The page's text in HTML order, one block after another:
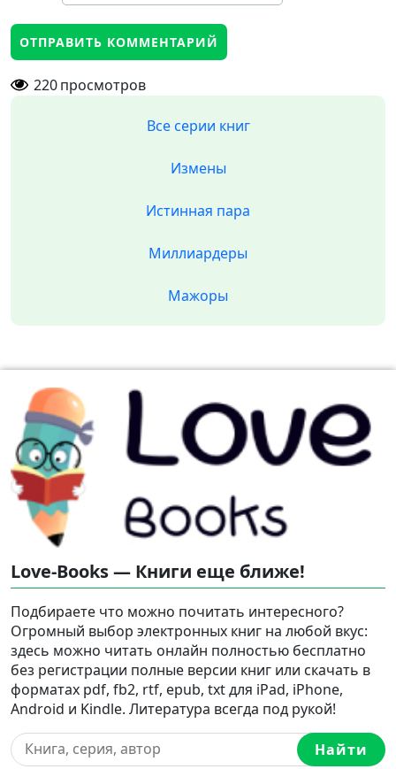
220просмотров
Все серии книг
Измены
Истинная пара
Миллиардеры
Мажоры
Love-Books — Книги еще ближе!
Подбираете что можно почитать интересного?
Огромный выбор электронных книг на любой вкус:
здесь можно читать онлайн полностью бесплатно
без регистрации полные версии книг или скачать в
форматах pdf, fb2, rtf, epub, txt для iPad, iPhone,
Android и Kindle. Литература всегда под рукой!
Найти